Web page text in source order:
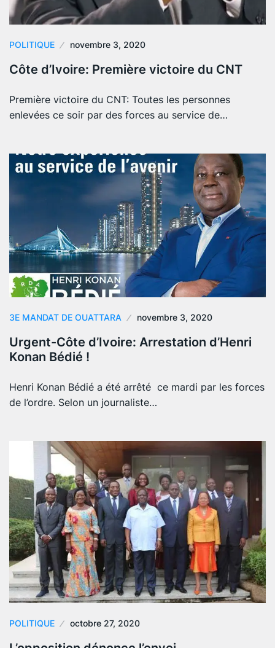
POLITIQUE novembre 3, 2020
Côte d’Ivoire: Première victoire du CNT
Première victoire du CNT: Toutes les personnes
enlevées ce soir par des forces au service de…
3E MANDAT DE OUATTARA novembre 3, 2020
Urgent-Côte d’Ivoire: Arrestation d’Henri
Konan Bédié !
Henri Konan Bédié a été arrêté ce mardi par les forces
de l’ordre. Selon un journaliste…
POLITIQUE octobre 27, 2020